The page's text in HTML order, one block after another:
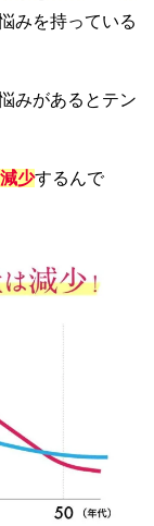
みを持っている
みがあるとテン
少するんで